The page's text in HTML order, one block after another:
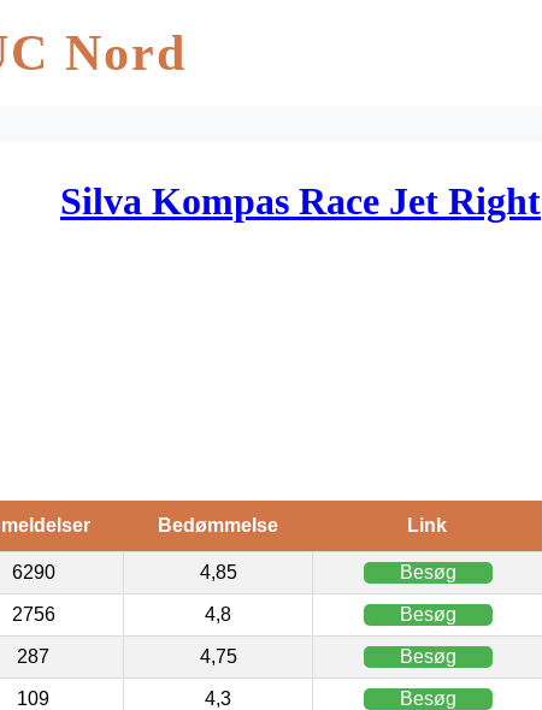
Nord
Silva Kompas Race Jet Right
Bedømmelse Link
6290 4,85 Besøg
2756 4,8 Besøg
287 4,75 Besøg
109 4,3 Besøg